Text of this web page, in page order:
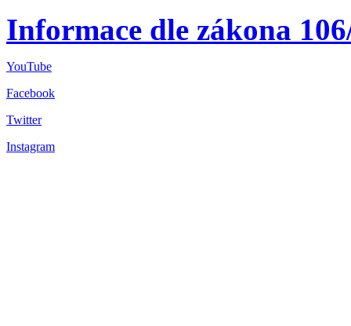
Informace dle zákona
YouTube
Facebook
Twitter
Instagram